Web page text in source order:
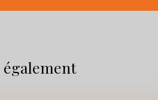
également